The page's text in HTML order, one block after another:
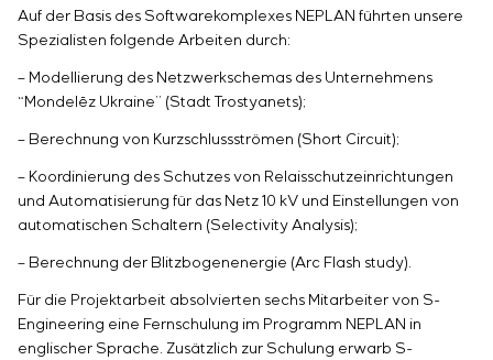
Auf der Basis des Softwarekomplexes NEPLAN führten unsere
Spezialisten folgende Arbeiten durch:
– Modellierung des Netzwerkschemas des Unternehmens
“Mondelēz Ukraine” (Stadt Trostyanets);
– Berechnung von Kurzschlussströmen (Short Circuit);
– Koordinierung des Schutzes von Relaisschutzeinrichtungen
und Automatisierung für das Netz 10 kV und Einstellungen von
automatischen Schaltern (Selectivity Analysis);
– Berechnung der Blitzbogenenergie (Arc Flash study).
Für die Projektarbeit absolvierten sechs Mitarbeiter von S-
Engineering eine Fernschulung im Programm NEPLAN in
englischer Sprache. Zusätzlich zur Schulung erwarb S-